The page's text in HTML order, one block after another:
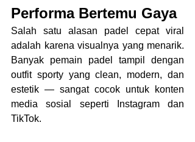
Performa Bertemu Gaya
Salah satu alasan padel cepat viral
adalah karena visualnya yang menarik.
Banyak pemain padel tampil dengan
outfit sporty yang clean, modern, dan
estetik — sangat cocok untuk konten
media sosial seperti Instagram dan
TikTok.